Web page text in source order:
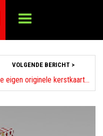
VOLGENDE BERICHT >
Je eigen originele kerstkaart maken